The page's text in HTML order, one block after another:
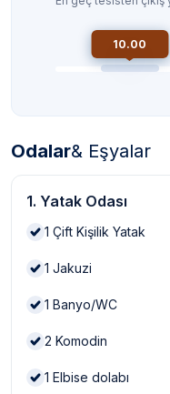
10.00
Odalar& Eşyalar
1. Yatak Odası
1 Çift Kişilik Yatak
1 Jakuzi
1 Banyo/WC
2 Komodin
1 Elbise dolabı